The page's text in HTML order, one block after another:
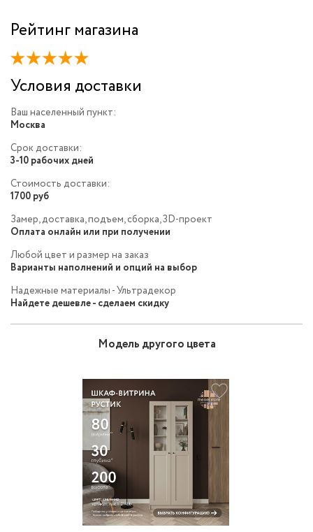
Рейтинг магазина
Условия доставки
Ваш населенный пункт:
Москва
Срок доставки:
3-10 рабочих дней
Стоимость доставки:
1700 руб
Замер, доставка, подъем, сборка, 3D-проект
Оплата онлайн или при получении
Любой цвет и размер на заказ
Варианты наполнений и опций на выбор
Надежные материалы - Ультрадекор
Найдете дешевле - сделаем скидку
Модель другого цвета